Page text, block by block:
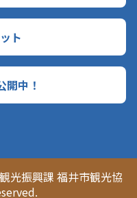
ト
中！
光振興課 福井市観光協